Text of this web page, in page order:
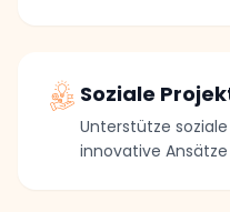
Soziale
Unterstütze
innovative Ansätze